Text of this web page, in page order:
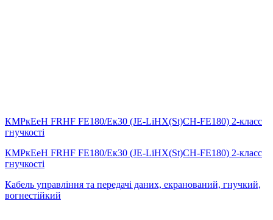
КМРкЕеН FRHF FE180/Eк30 (JE-LiHX(St)СH-FE180) 2-класс
гнучкості
КМРкЕеН FRHF FE180/Eк30 (JE-LiHX(St)СH-FE180) 2-класс
гнучкості
Кабель управління та передачі даних, екранований, гнучкий,
вогнестійкий